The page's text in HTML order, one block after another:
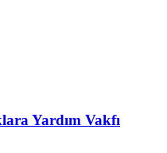
Yardım Vakfı